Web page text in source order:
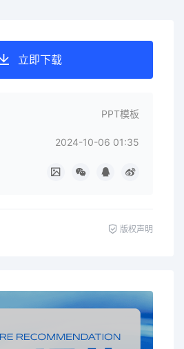
立即下载
PPT模板
2024-10-06 01:35
版权声明